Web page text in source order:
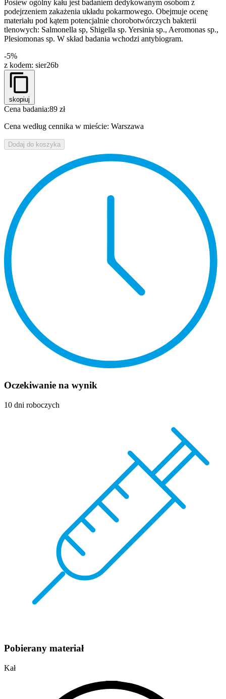
Posiew ogólny kału jest badaniem dedykowanym osobom z
podejrzeniem zakażenia układu pokarmowego. Obejmuje ocenę
materiału pod kątem potencjalnie chorobotwórczych bakterii
tlenowych: Salmonella sp, Shigella sp. Yersinia sp., Aeromonas sp.,
Plesiomonas sp. W skład badania wchodzi antybiogram.
-5%
z kodem: sier26b
skopiuj
Cena badania:89 zł
Cena według cennika w mieście: Warszawa
Dodaj do koszyka
Oczekiwanie na wynik
10 dni roboczych
Pobierany materiał
Kał